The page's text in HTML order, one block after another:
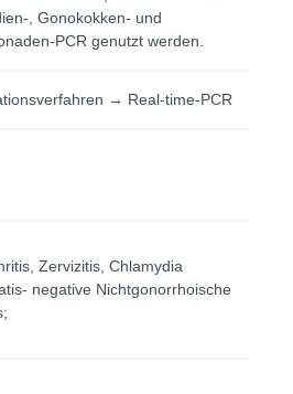
, Gonokokken- und
PCR genutzt werden.
→ Real-time-PCR
Zervizitis, Chlamydia
negative Nichtgonorrhoische